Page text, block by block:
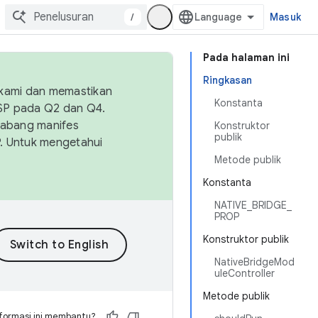
/ Masuk
Pada halaman ini
Ringkasan
Konstanta
Konstruktor
publik
Metode publik
Konstanta
NATIVE_BRIDGE_
PROP
Konstruktor publik
NativeBridgeMod
uleController
Metode publik
dan memastikan
pada Q2 dan Q4.
manifes
Untuk mengetahui